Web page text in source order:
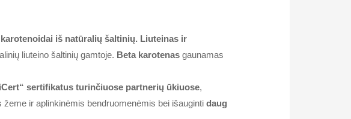
iš natūralių šaltinių. Liuteinas ir
liuteino šaltinių gamtoje. Beta karotenas gaunamas
sertifikatus turinčiuose partnerių ūkiuose,
ir aplinkinėmis bendruomenėmis bei išaugintidaug